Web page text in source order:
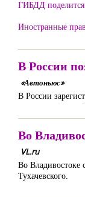
ГИБДД
Иностранные
В России
«Автоньюс»
В России
Во
VL.ru
Во Владивостоке
Тухачевского.